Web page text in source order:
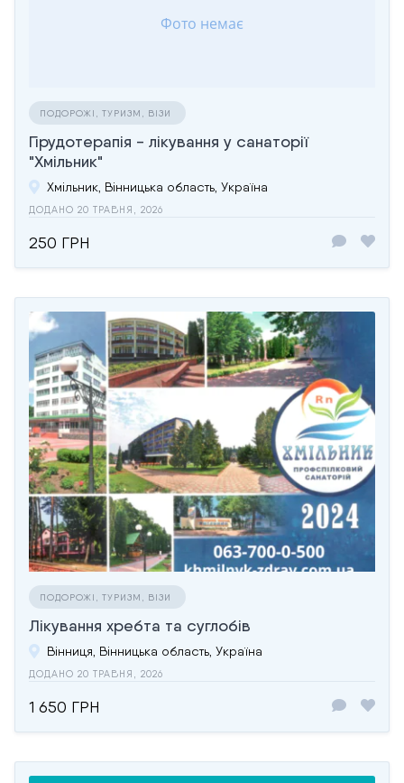
ПОДОРОЖІ, ТУРИЗМ, ВІЗИ
Гірудотерапія - лікування у санаторії
"Хмільник"
Хмільник, Вінницька область, Україна
ДОДАНО 20 ТРАВНЯ, 2026
250 ГРН
ПОДОРОЖІ, ТУРИЗМ, ВІЗИ
Лікування хребта та суглобів
Вінниця, Вінницька область, Україна
ДОДАНО 20 ТРАВНЯ, 2026
1 650 ГРН